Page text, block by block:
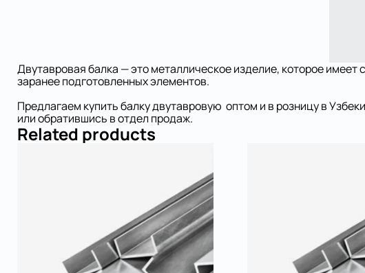
Двутавровая балка — это металлическое изделие, которое
заранее подготовленных элементов.
Предлагаем купить балку двутавровую оптом и в розницу в
или обратившись в отдел продаж.
Related products